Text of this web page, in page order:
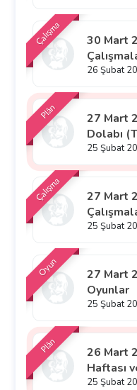
Çalışma
30 Mart
26 Şubat
Plân
27 Mart
Dolabı
25 Şubat
Çalışma
27 Mart
25 Şubat
Oyun
27 Mart
Oyunlar
25 Şubat
Plân
26 Mart
Haftası
25 Şubat